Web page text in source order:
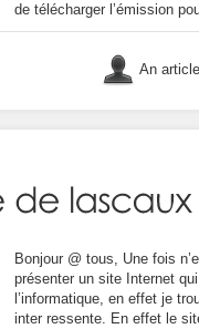
de télécharger l’émission
An
Bonjour @ tous, Une fois
présenter un site Internet
l’informatique, en effet je
inter ressente. En effet le